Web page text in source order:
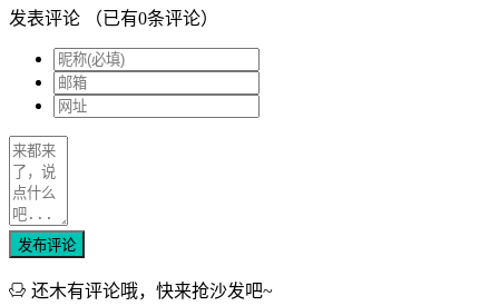
发表评论 （已有0条评论）
发布评论
还木有评论哦，快来抢沙发吧~